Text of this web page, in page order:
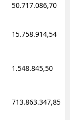
50.717.086,70
15.758.914,54
1.548.845,50
713.863.347,85